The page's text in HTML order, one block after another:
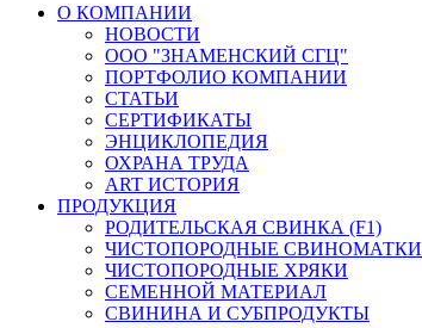
О КОМПАНИИ
НОВОСТИ
ООО "ЗНАМЕНСКИЙ СГЦ"
ПОРТФОЛИО КОМПАНИИ
СТАТЬИ
СЕРТИФИКАТЫ
ЭНЦИКЛОПЕДИЯ
ОХРАНА ТРУДА
ART ИСТОРИЯ
ПРОДУКЦИЯ
РОДИТЕЛЬСКАЯ СВИНКА (F1)
ЧИСТОПОРОДНЫЕ СВИНОМАТКИ
ЧИСТОПОРОДНЫЕ ХРЯКИ
СЕМЕННОЙ МАТЕРИАЛ
СВИНИНА И СУБПРОДУКТЫ